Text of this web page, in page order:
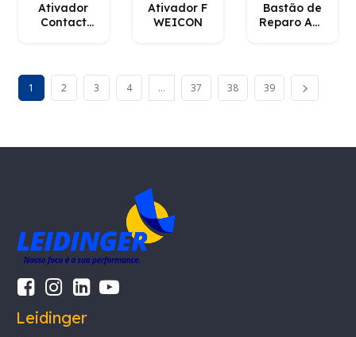
Ativador
Contact
Ativador F
WEICON
Bastão de
Reparo Aço
1 2 3 4 … 37 38 39
Leidinger